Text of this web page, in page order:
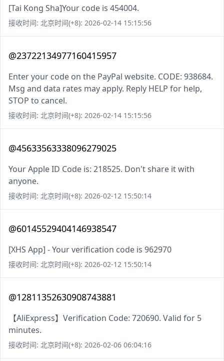
[Tai Kong Sha]Your code is 454004.
接收时间: 北京时间(+8): 2026-02-14 15:15:56
@23722134977160415957
Enter your code on the PayPal website. CODE: 938684.
Msg and data rates may apply. Reply HELP for help,
STOP to cancel.
接收时间: 北京时间(+8): 2026-02-14 15:15:56
@45633563338096279025
Your Apple ID Code is: 218525. Don't share it with
anyone.
接收时间: 北京时间(+8): 2026-02-12 15:50:14
@60145529404146938547
[XHS App] - Your verification code is 962970
接收时间: 北京时间(+8): 2026-02-12 15:50:14
@12811352630908743881
【AliExpress】Verification Code: 720690. Valid for 5
minutes.
接收时间: 北京时间(+8): 2026-02-06 06:04:16